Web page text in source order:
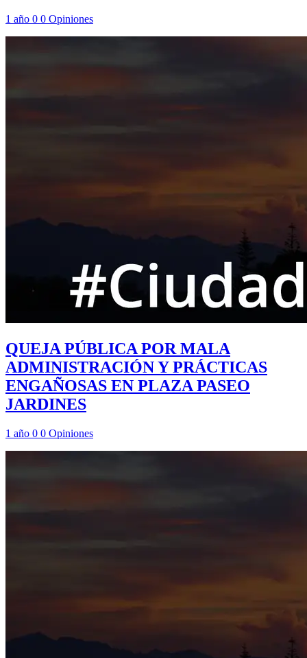
1 año 0 0 Opiniones
QUEJA PÚBLICA POR MALA
ADMINISTRACIÓN Y PRÁCTICAS
ENGAÑOSAS EN PLAZA PASEO
JARDINES
1 año 0 0 Opiniones